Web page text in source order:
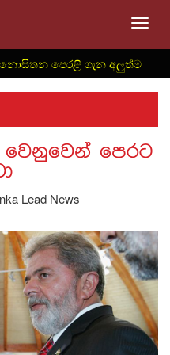
පෙරළි ගැන අලුත්ම තොරතුරු
පෙරට
Lead News